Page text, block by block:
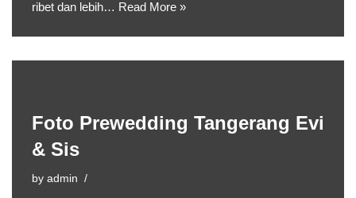
ribet dan lebih… Read More »
Foto Prewedding Tangerang Evi
& Sis
by admin